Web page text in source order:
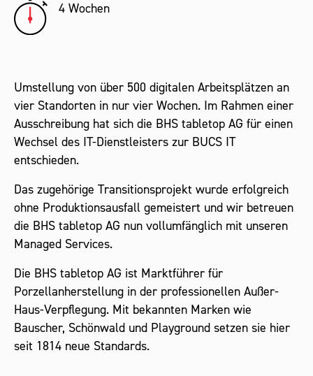
4 Wochen
Umstellung von über 500 digitalen Arbeitsplätzen an
vier Standorten in nur vier Wochen. Im Rahmen einer
Ausschreibung hat sich die BHS tabletop AG für einen
Wechsel des IT-Dienstleisters zur BUCS IT
entschieden.
Das zugehörige Transitionsprojekt wurde erfolgreich
ohne Produktionsausfall gemeistert und wir betreuen
die BHS tabletop AG nun vollumfänglich mit unseren
Managed Services.
Die BHS tabletop AG ist Marktführer für
Porzellanherstellung in der professionellen Außer-
Haus-Verpflegung. Mit bekannten Marken wie
Bauscher, Schönwald und Playground setzen sie hier
seit 1814 neue Standards.